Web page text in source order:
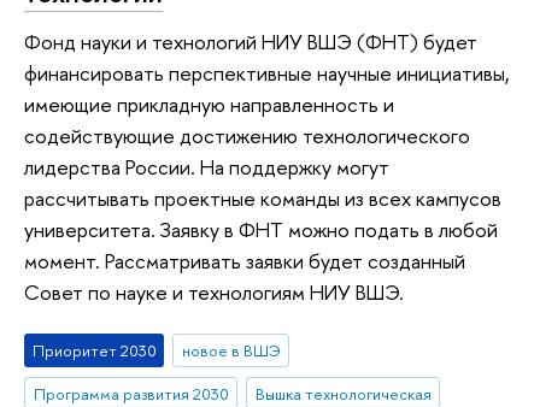
Фонд науки и технологий НИУ ВШЭ (ФНТ) будет
финансировать перспективные научные инициативы,
имеющие прикладную направленность и
содействующие достижению технологического
лидерства России. На поддержку могут
рассчитывать проектные команды из всех кампусов
университета. Заявку в ФНТ можно подать в любой
момент. Рассматривать заявки будет созданный
Совет по науке и технологиям НИУ ВШЭ.
Приоритет 2030
новое в ВШЭ
Программа развития 2030
Вышка технологическая